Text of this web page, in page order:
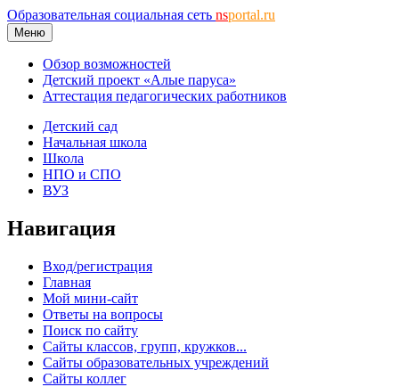
Образовательная социальная сеть nsportal.ru
Меню
Обзор возможностей
Детский проект «Алые паруса»
Аттестация педагогических работников
Детский сад
Начальная школа
Школа
НПО и СПО
ВУЗ
Навигация
Вход/регистрация
Главная
Мой мини-сайт
Ответы на вопросы
Поиск по сайту
Сайты классов, групп, кружков...
Сайты образовательных учреждений
Сайты коллег